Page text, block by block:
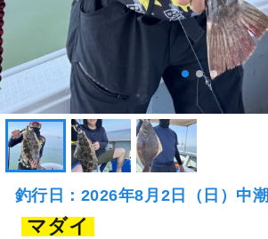
釣行日：2026年8月2日（日）中潮
マダイ